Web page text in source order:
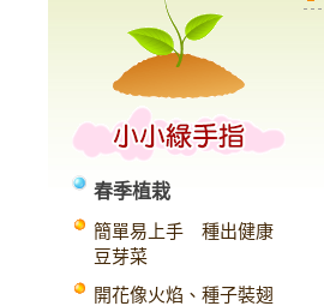
春季植栽
簡單易上手 種出健康
豆芽菜
開花像火焰、種子裝翅